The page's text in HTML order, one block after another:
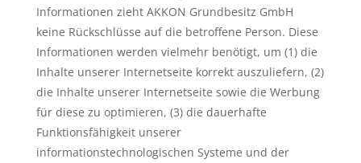
Informationen zieht AKKON Grundbesitz GmbH
keine Rückschlüsse auf die betroffene Person. Diese
Informationen werden vielmehr benötigt, um (1) die
Inhalte unserer Internetseite korrekt auszuliefern, (2)
die Inhalte unserer Internetseite sowie die Werbung
für diese zu optimieren, (3) die dauerhafte
Funktionsfähigkeit unserer
informationstechnologischen Systeme und der